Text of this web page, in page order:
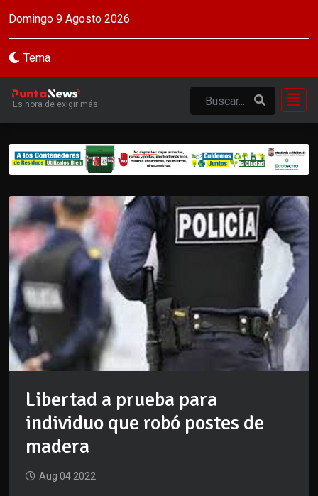
Domingo 9 Agosto 2026
Tema
Es hora de exigir más
Libertad a prueba para
individuo que robó postes de
madera
Aug 04 2022